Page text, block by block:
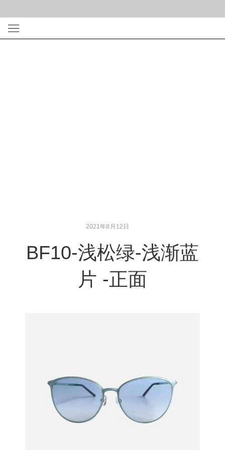
2021年8月12日
BF10-浅松绿-浅渐蓝
片 -正面